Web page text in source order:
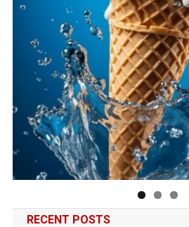
RECENT POSTS